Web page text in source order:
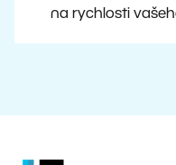
na rychlosti